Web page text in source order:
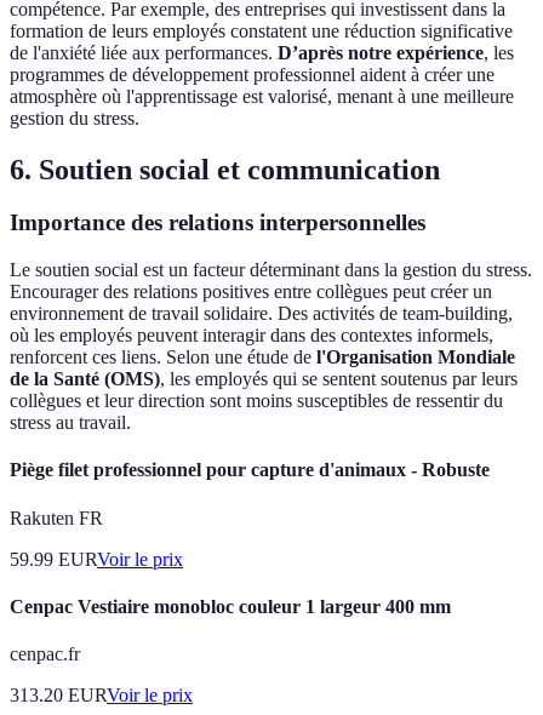
compétence. Par exemple, des entreprises qui investissent dans la
formation de leurs employés constatent une réduction significative
de l'anxiété liée aux performances. D’après notre expérience, les
programmes de développement professionnel aident à créer une
atmosphère où l'apprentissage est valorisé, menant à une meilleure
gestion du stress.
6. Soutien social et communication
Importance des relations interpersonnelles
Le soutien social est un facteur déterminant dans la gestion du stress.
Encourager des relations positives entre collègues peut créer un
environnement de travail solidaire. Des activités de team-building,
où les employés peuvent interagir dans des contextes informels,
renforcent ces liens. Selon une étude de l'Organisation Mondiale
de la Santé (OMS), les employés qui se sentent soutenus par leurs
collègues et leur direction sont moins susceptibles de ressentir du
stress au travail.
Piège filet professionnel pour capture d'animaux - Robuste
Rakuten FR
59.99 EURVoir le prix
Cenpac Vestiaire monobloc couleur 1 largeur 400 mm
cenpac.fr
313.20 EURVoir le prix